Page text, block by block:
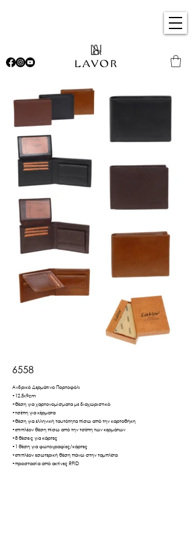
6558
Ανδρικό Δερμάτινο Πορτοφόλι
•12.5x9cm
•θέση για χαρτονομίσματα με διαχωριστικό
•τσέπη για κέρματα
•θέση για ελληνική ταυτότητα πίσω από την καρτοθήκη
•επιπλέον θέση πίσω από την τσέπη των κερμάτων
•8 θέσεις για κάρτες
•1 θέση για φωτογραφίες/κάρτες
•επιπλέον εσωτερική θέση πάνω στην ταμπλέτα
•προστασία από ακτίνες RFID